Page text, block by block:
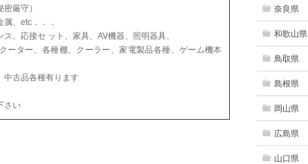
厳守）
、etc．．．
、応接セ ット、家具、AV機器、照明器具、
ーター、各種棚、クーラー、家電製品各種、ゲーム機本
中古品各種有ります
さい
奈良県
和歌山県
鳥取県
島根県
岡山県
広島県
山口県